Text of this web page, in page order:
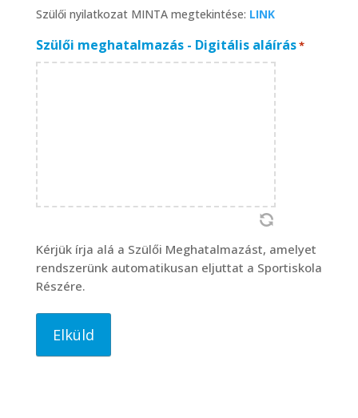
Szülői nyilatkozat MINTA megtekintése: LINK
Szülői meghatalmazás - Digitális aláírás*
Kérjük írja alá a Szülői Meghatalmazást, amelyet
rendszerünk automatikusan eljuttat a Sportiskola
Részére.